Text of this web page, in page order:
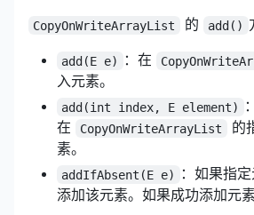
CopyOnWriteArrayList 的 add()
add(E e) ：在
入元素。
add(int index, E element)
：
在
CopyOnWriteArrayList
的
素。
addIfAbsent(E e)
：如果指
添加该元素。如果成功添加元